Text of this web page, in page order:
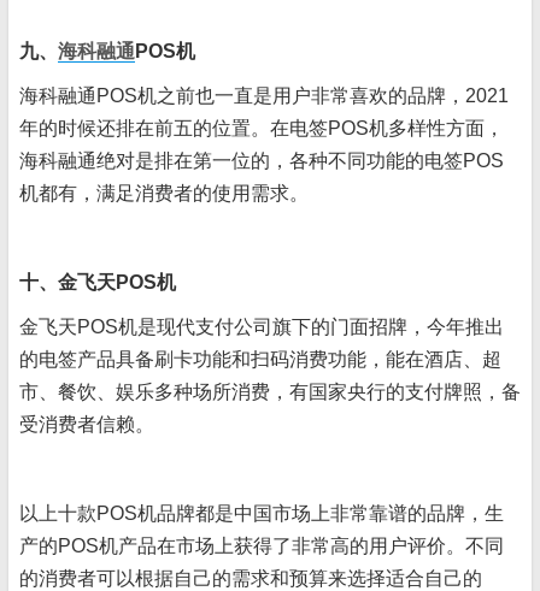
九、 海科融通 POS机
海科融通POS机之前也一直是用户非常喜欢的品牌，2021
年的时候还排在前五的位置。在电签POS机多样性方面，
海科融通绝对是排在第一位的，各种不同功能的电签POS
机都有，满足消费者的使用需求。
十、金飞天POS机
金飞天POS机是现代支付公司旗下的门面招牌，今年推出
的电签产品具备刷卡功能和扫码消费功能，能在酒店、超
市、餐饮、娱乐多种场所消费，有国家央行的支付牌照，备
受消费者信赖。
以上十款POS机品牌都是中国市场上非常靠谱的品牌，生
产的POS机产品在市场上获得了非常高的用户评价。不同
的消费者可以根据自己的需求和预算来选择适合自己的